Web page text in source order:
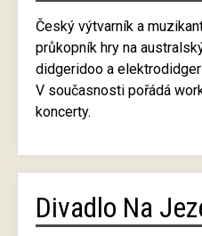
Český výtvarník a
průkopník hry na
didgeridoo a
V současnosti pořádá
koncerty.
Divadlo Na